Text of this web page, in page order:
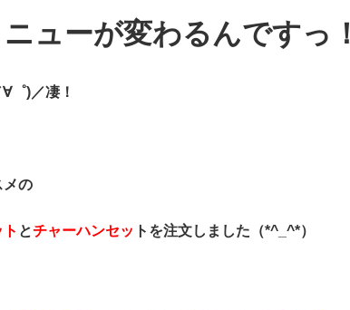
ューが変わるんですっ！
゜)／凄！
メの
とチャーハンセッ トを注文しました（*^_^*）